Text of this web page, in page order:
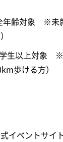
年齢対象 ※未
生以上対象
歩ける方）
イベントサイ